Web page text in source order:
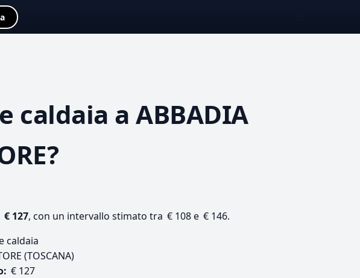
caldaia a ABBADIA
€ 127, con un intervallo stimato tra € 108 e € 146.
caldaia
(TOSCANA)
€ 127